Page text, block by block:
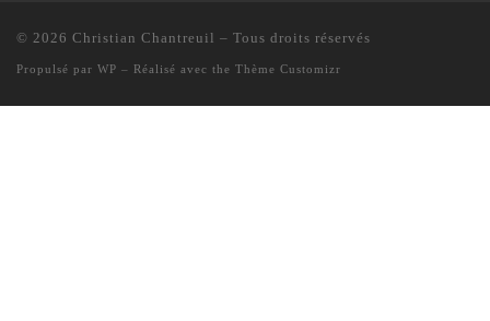
© 2026 Christian Chantreuil – Tous droits réservés
Propulsé par WP – Réalisé avec the Thème Customizr